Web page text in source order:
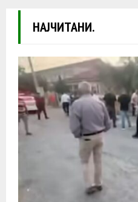
НАЈЧИТАНИ.